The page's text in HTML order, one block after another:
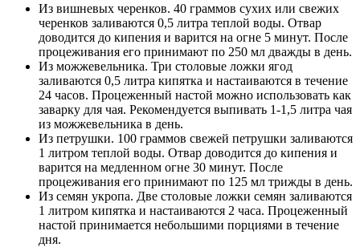
Из вишневых черенков. 40 граммов сухих или свежих
черенков заливаются 0,5 литра теплой воды. Отвар
доводится до кипения и варится на огне 5 минут. После
процеживания его принимают по 250 мл дважды в день.
Из можжевельника. Три столовые ложки ягод
заливаются 0,5 литра кипятка и настаиваются в течение
24 часов. Процеженный настой можно использовать как
заварку для чая. Рекомендуется выпивать 1-1,5 литра чая
из можжевельника в день.
Из петрушки. 100 граммов свежей петрушки заливаются
1 литром теплой воды. Отвар доводится до кипения и
варится на медленном огне 30 минут. После
процеживания его принимают по 125 мл трижды в день.
Из семян укропа. Две столовые ложки семян заливаются
1 литром кипятка и настаиваются 2 часа. Процеженный
настой принимается небольшими порциями в течение
дня.